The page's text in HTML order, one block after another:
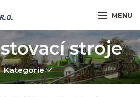
MENU
stroje
Kategorie